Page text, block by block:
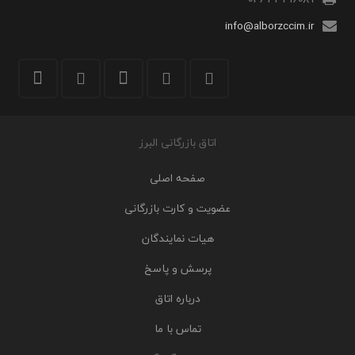
info@alborzccim.ir
اتاق بازرگانی البرز
صفحه اصلی
عضویت و کارت بازرگانی
هیات نمایندگان
پرسش و پاسخ
درباره اتاق
تماس با ما